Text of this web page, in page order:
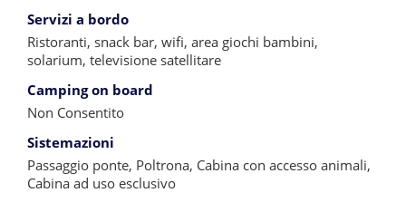
Servizi a bordo
Ristoranti, snack bar, wifi, area giochi bambini,
solarium, televisione satellitare
Camping on board
Non Consentito
Sistemazioni
Passaggio ponte, Poltrona, Cabina con accesso animali,
Cabina ad uso esclusivo